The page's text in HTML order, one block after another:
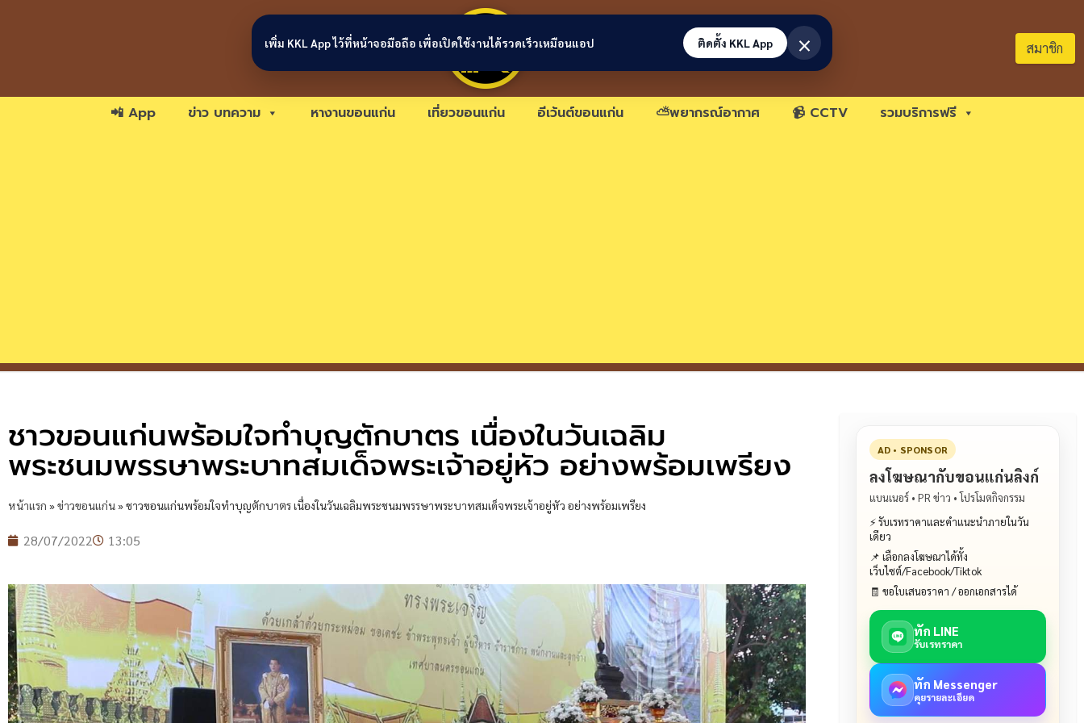
ขอนแก่นลิงก์ สมาชิก
📲 App ข่าว บทความ หางานขอนแก่น เที่ยวขอนแก่น อีเว้นต์ขอนแก่น ⛅พยากรณ์อากาศ 📹 CCTV รวมบริการฟรี
ชาวขอนแก่นพร้อมใจทำบุญตักบาตร เนื่องในวันเฉลิม
พระชนมพรรษาพระบาทสมเด็จพระเจ้าอยู่หัว อย่างพร้อมเพรียง
หน้าแรก »ข่าวขอนแก่น»ชาวขอนแก่นพร้อมใจทำบุญตักบาตร เนื่องในวันเฉลิมพระชนมพรรษาพระบาทสมเด็จพระเจ้าอยู่หัว อย่างพร้อมเพรียง
28/07/2022 13:05
AD • SPONSOR
ลงโฆษณากับขอนแก่นลิงก์
แบนเนอร์ • PR ข่าว • โปรโมตกิจกรรม
⚡ รับเรทราคาและคำแนะนำภายในวัน
เดียว
📌 เลือกลงโฆษณาได้ทั้ง
เว็บไซต์/Facebook/Tiktok
🧾 ขอใบเสนอราคา / ออกเอกสารได้
ทัก LINE
รับเรทราคา
ทัก Messenger
คุยรายละเอียด
เพิ่ม KKL App ไว้ที่หน้าจอมือถือ เพื่อเปิดใช้งานได้รวดเร็วเหมือนแอป ติดตั้ง KKL App ×